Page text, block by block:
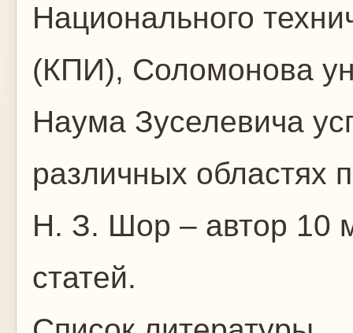
Национального
(КПИ), Соломонова
Наума Зуселевича
различных областях
Н. З. Шор – автор 10
статей.